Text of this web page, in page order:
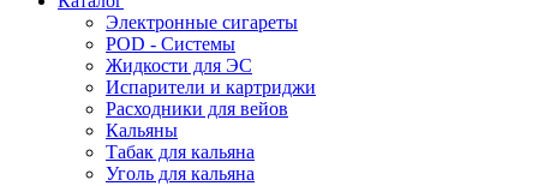
Электронные сигареты
POD - Системы
Жидкости для ЭС
Испарители и картриджи
Расходники для вейов
Кальяны
Табак для кальяна
Уголь для кальяна